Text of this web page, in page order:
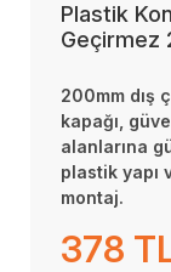
Plastik
Geçirmez
200mm dış
kapağı,
alanlarına
plastik yapı
montaj.
378